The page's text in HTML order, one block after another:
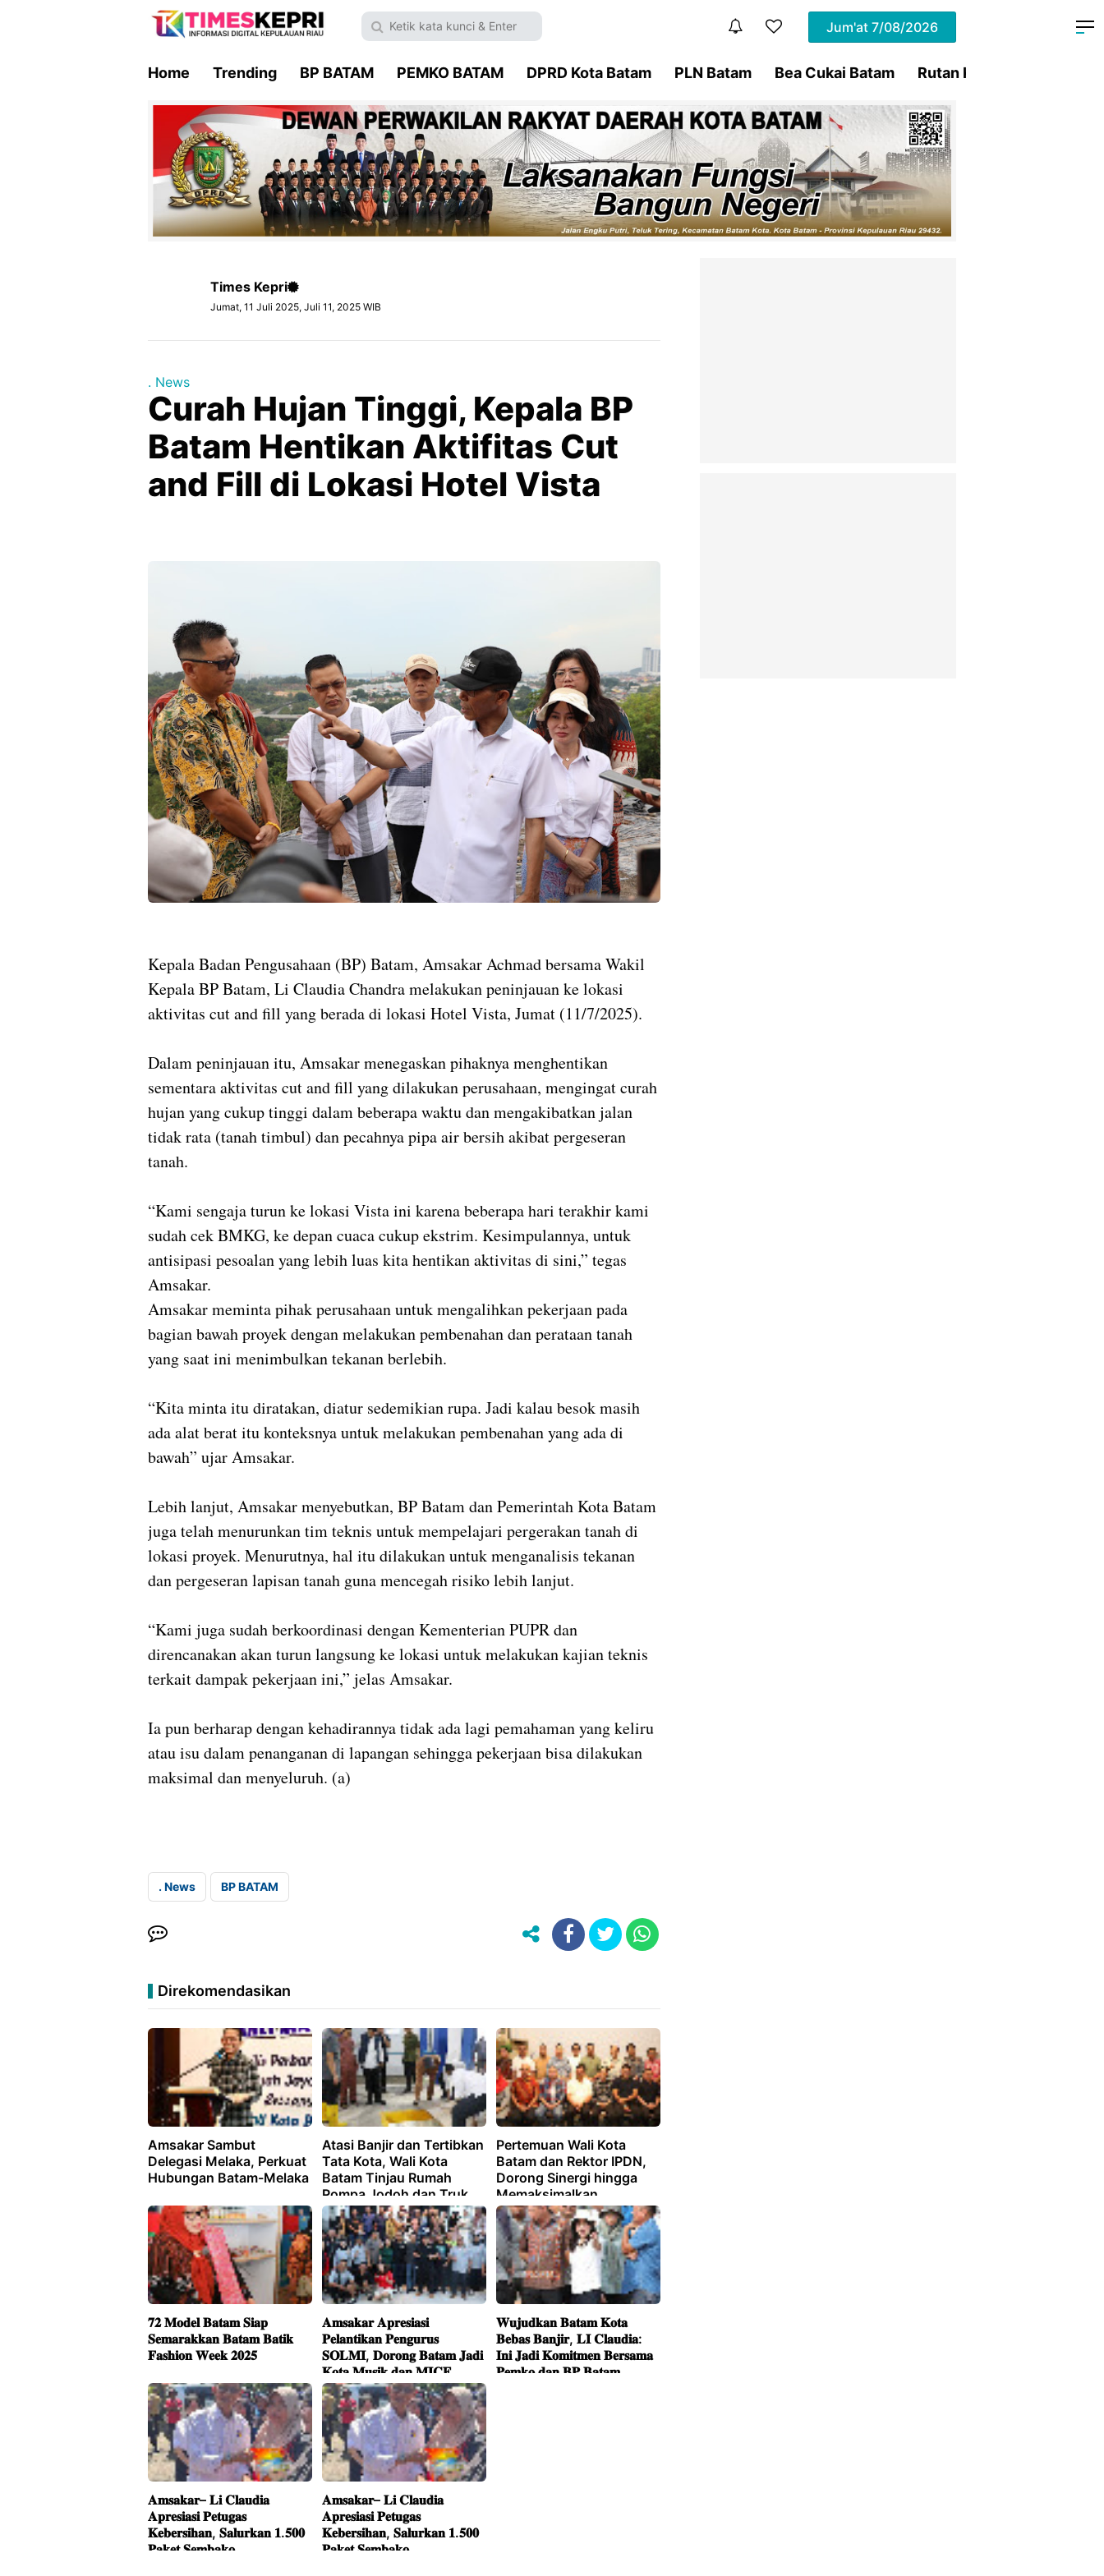
Jum'at 7/08/2026
Home Trending BP BATAM PEMKO BATAM DPRD Kota Batam PLN Batam Bea Cukai Batam Rutan Kelas IIA Batam
Times Kepri
Jumat, 11 Juli 2025, Juli 11, 2025 WIB
. News
Curah Hujan Tinggi, Kepala BP
Batam Hentikan Aktifitas Cut
and Fill di Lokasi Hotel Vista
Kepala Badan Pengusahaan (BP) Batam, Amsakar Achmad bersama Wakil
Kepala BP Batam, Li Claudia Chandra melakukan peninjauan ke lokasi
aktivitas cut and fill yang berada di lokasi Hotel Vista, Jumat (11/7/2025).
Dalam peninjauan itu, Amsakar menegaskan pihaknya menghentikan
sementara aktivitas cut and fill yang dilakukan perusahaan, mengingat curah
hujan yang cukup tinggi dalam beberapa waktu dan mengakibatkan jalan
tidak rata (tanah timbul) dan pecahnya pipa air bersih akibat pergeseran
tanah.
“Kami sengaja turun ke lokasi Vista ini karena beberapa hari terakhir kami
sudah cek BMKG, ke depan cuaca cukup ekstrim. Kesimpulannya, untuk
antisipasi pesoalan yang lebih luas kita hentikan aktivitas di sini,” tegas
Amsakar.
Amsakar meminta pihak perusahaan untuk mengalihkan pekerjaan pada
bagian bawah proyek dengan melakukan pembenahan dan perataan tanah
yang saat ini menimbulkan tekanan berlebih.
“Kita minta itu diratakan, diatur sedemikian rupa. Jadi kalau besok masih
ada alat berat itu konteksnya untuk melakukan pembenahan yang ada di
bawah” ujar Amsakar.
Lebih lanjut, Amsakar menyebutkan, BP Batam dan Pemerintah Kota Batam
juga telah menurunkan tim teknis untuk mempelajari pergerakan tanah di
lokasi proyek. Menurutnya, hal itu dilakukan untuk menganalisis tekanan
dan pergeseran lapisan tanah guna mencegah risiko lebih lanjut.
“Kami juga sudah berkoordinasi dengan Kementerian PUPR dan
direncanakan akan turun langsung ke lokasi untuk melakukan kajian teknis
terkait dampak pekerjaan ini,” jelas Amsakar.
Ia pun berharap dengan kehadirannya tidak ada lagi pemahaman yang keliru
atau isu dalam penanganan di lapangan sehingga pekerjaan bisa dilakukan
maksimal dan menyeluruh. (a)
. News BP BATAM
Direkomendasikan
Amsakar Sambut
Delegasi Melaka, Perkuat
Hubungan Batam-Melaka
Atasi Banjir dan Tertibkan
Tata Kota, Wali Kota
Batam Tinjau Rumah
Pompa Jodoh dan Truk
Kontainer di Bahu Jalan
Batu Ampar
Pertemuan Wali Kota
Batam dan Rektor IPDN,
Dorong Sinergi hingga
Memaksimalkan
Pariwisata
𝟕𝟐 𝐌𝐨𝐝𝐞𝐥 𝐁𝐚𝐭𝐚𝐦 𝐒𝐢𝐚𝐩
𝐒𝐞𝐦𝐚𝐫𝐚𝐤𝐤𝐚𝐧 𝐁𝐚𝐭𝐚𝐦 𝐁𝐚𝐭𝐢𝐤
𝐅𝐚𝐬𝐡𝐢𝐨𝐧 𝐖𝐞𝐞𝐤 𝟐𝟎𝟐𝟓
𝐀𝐦𝐬𝐚𝐤𝐚𝐫 𝐀𝐩𝐫𝐞𝐬𝐢𝐚𝐬𝐢
𝐏𝐞𝐥𝐚𝐧𝐭𝐢𝐤𝐚𝐧 𝐏𝐞𝐧𝐠𝐮𝐫𝐮𝐬
𝐒𝐎𝐋𝐌𝐈, 𝐃𝐨𝐫𝐨𝐧𝐠 𝐁𝐚𝐭𝐚𝐦 𝐉𝐚𝐝𝐢
𝐊𝐨𝐭𝐚 𝐌𝐮𝐬𝐢𝐤 𝐝𝐚𝐧 𝐌𝐈𝐂𝐄
𝐖𝐮𝐣𝐮𝐝𝐤𝐚𝐧 𝐁𝐚𝐭𝐚𝐦 𝐊𝐨𝐭𝐚
𝐁𝐞𝐛𝐚𝐬 𝐁𝐚𝐧𝐣𝐢𝐫, 𝐋𝐈 𝐂𝐥𝐚𝐮𝐝𝐢𝐚:
𝐈𝐧𝐢 𝐉𝐚𝐝𝐢 𝐊𝐨𝐦𝐢𝐭𝐦𝐞𝐧 𝐁𝐞𝐫𝐬𝐚𝐦𝐚
𝐏𝐞𝐦𝐤𝐨 𝐝𝐚𝐧 𝐁𝐏 𝐁𝐚𝐭𝐚𝐦
𝐀𝐦𝐬𝐚𝐤𝐚𝐫– 𝐋𝐢 𝐂𝐥𝐚𝐮𝐝𝐢𝐚
𝐀𝐩𝐫𝐞𝐬𝐢𝐚𝐬𝐢 𝐏𝐞𝐭𝐮𝐠𝐚𝐬
𝐊𝐞𝐛𝐞𝐫𝐬𝐢𝐡𝐚𝐧, 𝐒𝐚𝐥𝐮𝐫𝐤𝐚𝐧 𝟏.𝟓𝟎𝟎
𝐏𝐚𝐤𝐞𝐭 𝐒𝐞𝐦𝐛𝐚𝐤𝐨
𝐀𝐦𝐬𝐚𝐤𝐚𝐫– 𝐋𝐢 𝐂𝐥𝐚𝐮𝐝𝐢𝐚
𝐀𝐩𝐫𝐞𝐬𝐢𝐚𝐬𝐢 𝐏𝐞𝐭𝐮𝐠𝐚𝐬
𝐊𝐞𝐛𝐞𝐫𝐬𝐢𝐡𝐚𝐧, 𝐒𝐚𝐥𝐮𝐫𝐤𝐚𝐧 𝟏.𝟓𝟎𝟎
𝐏𝐚𝐤𝐞𝐭 𝐒𝐞𝐦𝐛𝐚𝐤𝐨